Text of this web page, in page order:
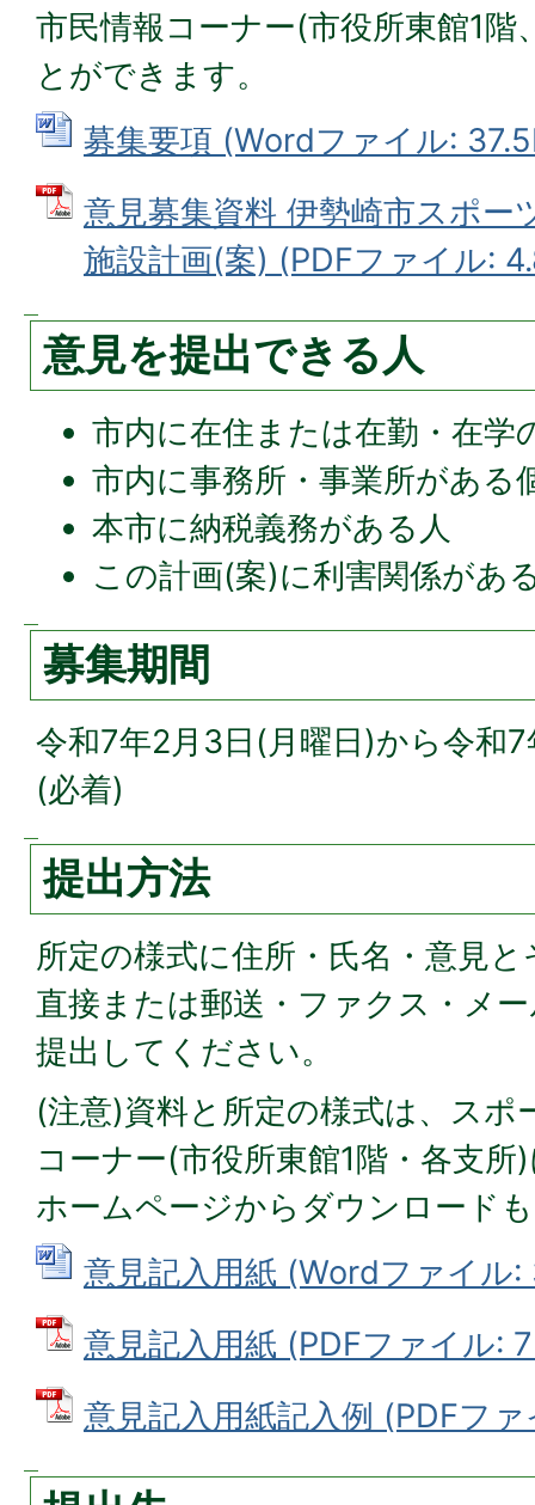
市民情報コーナー(市役所東館1
とができます。
募集要項 (Wordファイル:
意見募集資料 伊勢崎市スポー
施設計画(案) (PDFファイル:
意見を提出できる人
市内に在住または在勤・在学
市内に事務所・事業所がある
本市に納税義務がある人
この計画(案)に利害関係があ
募集期間
令和7年2月3日(月曜日)から令和
(必着)
提出方法
所定の様式に住所・氏名・意見
直接または郵送・ファクス・メ
提出してください。
(注意)資料と所定の様式は、スポ
コーナー(市役所東館1階・各支
ホームページからダウンロード
意見記入用紙 (Wordファイル:
意見記入用紙 (PDFファイル:
意見記入用紙記入例 (PDFフ